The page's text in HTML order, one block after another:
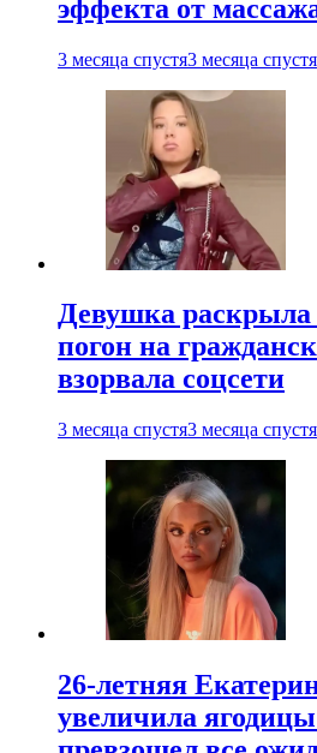
эффекта от
3 месяца спустя3 месяца спустя
Девушка раскрыла
погон на
взорвала соцсети
3 месяца спустя3 месяца спустя
26-летняя
увеличила